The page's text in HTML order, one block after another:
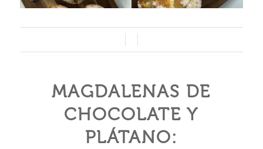
MAGDALENAS DE
CHOCOLATE Y
PLÁTANO: